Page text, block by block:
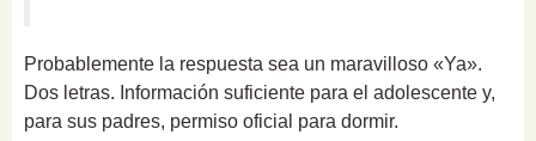
Probablemente la respuesta sea un maravilloso «Ya».
Dos letras. Información suficiente para el adolescente y,
para sus padres, permiso oficial para dormir.